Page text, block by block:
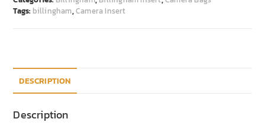
Tags: billingham,Camera Insert
DESCRIPTION
Description